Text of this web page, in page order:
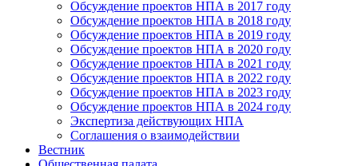
Обсуждение проектов НПА в 2017 году
Обсуждение проектов НПА в 2018 году
Обсуждение проектов НПА в 2019 году
Обсуждение проектов НПА в 2020 году
Обсуждение проектов НПА в 2021 году
Обсуждение проектов НПА в 2022 году
Обсуждение проектов НПА в 2023 году
Обсуждение проектов НПА в 2024 году
Экспертиза действующих НПА
Соглашения о взаимодействии
Вестник